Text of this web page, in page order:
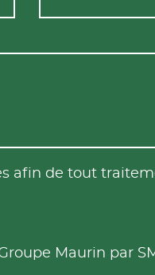
afin de tout
Maurin par